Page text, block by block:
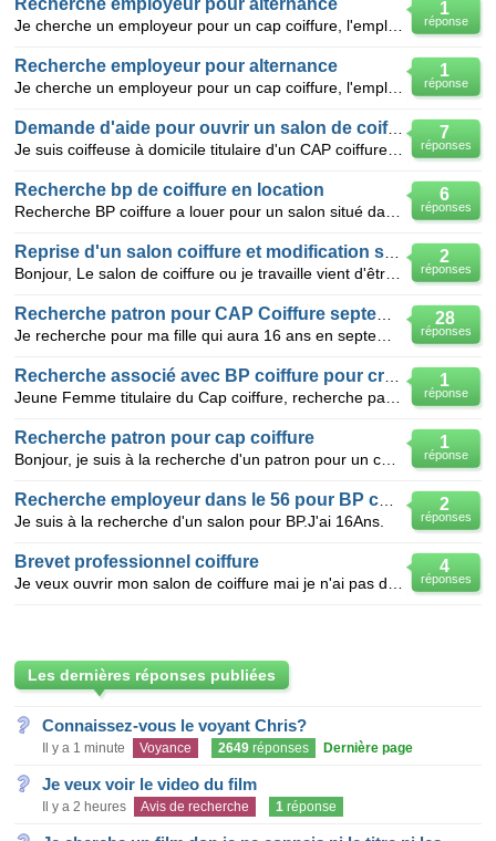
1
réponse
Recherche employeur pour alternance
1
réponse
Recherche employeur pour alternance
7
réponses
Demande d'aide pour ouvrir un salon de coiffure
6
réponses
Recherche bp de coiffure en location
2
réponses
28
réponses
1
réponse
1
réponse
Recherche patron pour cap coiffure
2
réponses
Je suis à la recherche d'un salon pour BP.J'ai 16Ans.
4
réponses
Brevet professionnel coiffure
Les dernières réponses publiées
Connaissez-vous le voyant Chris?
Il y a 1 minute Voyance 2649 réponses Dernière page
Je veux voir le video du film
Il y a 2 heures Avis de recherche 1 réponse